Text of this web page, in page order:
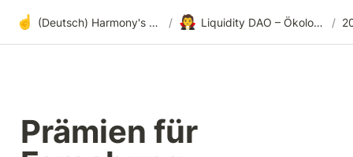
☝️ (Deutsch) Harmony's offene Entwicklung / 🧛 Liquidity DAO – Ökologische Marktgestaltung /
Prämien für